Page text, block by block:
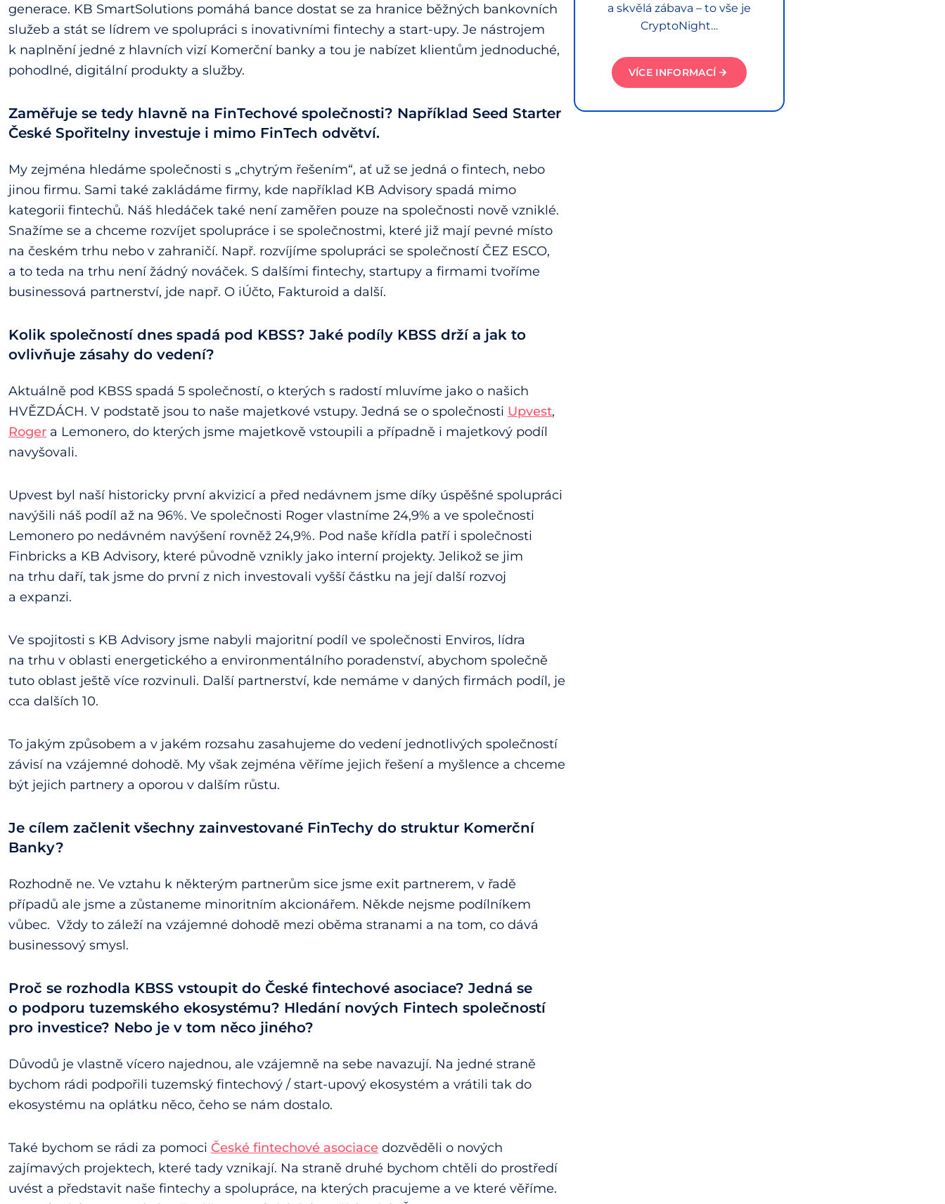
generace. KB SmartSolutions pomáhá bance dostat se za hranice běžných bankovních
služeb a stát se lídrem ve spolupráci s inovativními fintechy a start-upy. Je nástrojem
k naplnění jedné z hlavních vizí Komerční banky a tou je nabízet klientům jednoduché,
pohodlné, digitální produkty a služby.
Zaměřuje se tedy hlavně na FinTechové společnosti? Například Seed Starter
České Spořitelny investuje i mimo FinTech odvětví.
My zejména hledáme společnosti s „chytrým řešením“, ať už se jedná o fintech, nebo
jinou firmu. Sami také zakládáme firmy, kde například KB Advisory spadá mimo
kategorii fintechů. Náš hledáček také není zaměřen pouze na společnosti nově vzniklé.
Snažíme se a chceme rozvíjet spolupráce i se společnostmi, které již mají pevné místo
na českém trhu nebo v zahraničí. Např. rozvíjíme spolupráci se společností ČEZ ESCO,
a to teda na trhu není žádný nováček. S dalšími fintechy, startupy a firmami tvoříme
businessová partnerství, jde např. O iÚčto, Fakturoid a další.
Kolik společností dnes spadá pod KBSS? Jaké podíly KBSS drží a jak to
ovlivňuje zásahy do vedení?
Aktuálně pod KBSS spadá 5 společností, o kterých s radostí mluvíme jako o našich
HVĚZDÁCH. V podstatě jsou to naše majetkové vstupy. Jedná se o společnosti Upvest,
Roger a Lemonero, do kterých jsme majetkově vstoupili a případně i majetkový podíl
navyšovali.
Upvest byl naší historicky první akvizicí a před nedávnem jsme díky úspěšné spolupráci
navýšili náš podíl až na 96%. Ve společnosti Roger vlastníme 24,9% a ve společnosti
Lemonero po nedávném navýšení rovněž 24,9%. Pod naše křídla patří i společnosti
Finbricks a KB Advisory, které původně vznikly jako interní projekty. Jelikož se jim
na trhu daří, tak jsme do první z nich investovali vyšší částku na její další rozvoj
a expanzi.
Ve spojitosti s KB Advisory jsme nabyli majoritní podíl ve společnosti Enviros, lídra
na trhu v oblasti energetického a environmentálního poradenství, abychom společně
tuto oblast ještě více rozvinuli. Další partnerství, kde nemáme v daných firmách podíl, je
cca dalších 10.
To jakým způsobem a v jakém rozsahu zasahujeme do vedení jednotlivých společností
závisí na vzájemné dohodě. My však zejména věříme jejich řešení a myšlence a chceme
být jejich partnery a oporou v dalším růstu.
Je cílem začlenit všechny zainvestované FinTechy do struktur Komerční
Banky?
Rozhodně ne. Ve vztahu k některým partnerům sice jsme exit partnerem, v řadě
případů ale jsme a zůstaneme minoritním akcionářem. Někde nejsme podílníkem
vůbec. Vždy to záleží na vzájemné dohodě mezi oběma stranami a na tom, co dává
businessový smysl.
Proč se rozhodla KBSS vstoupit do České fintechové asociace? Jedná se
o podporu tuzemského ekosystému? Hledání nových Fintech společností
pro investice? Nebo je v tom něco jiného?
Důvodů je vlastně vícero najednou, ale vzájemně na sebe navazují. Na jedné straně
bychom rádi podpořili tuzemský fintechový / start-upový ekosystém a vrátili tak do
ekosystému na oplátku něco, čeho se nám dostalo.
Také bychom se rádi za pomoci České fintechové asociace dozvěděli o nových
zajímavých projektech, které tady vznikají. Na straně druhé bychom chtěli do prostředí
uvést a představit naše fintechy a spolupráce, na kterých pracujeme a ve které věříme.
a skvělá zábava – to vše je
CryptoNight…
VÍCE INFORMACÍ